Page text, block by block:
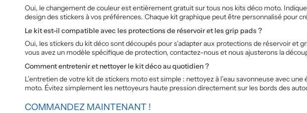
Oui, le changement de couleur est entièrement gratuit sur tous nos kits déco moto.
design des stickers à vos préférences. Chaque kit graphique peut être personnalisé pour
Le kit est-il compatible avec les protections de réservoir et les grip pads ?
Oui, les stickers du kit déco sont découpés pour s’adapter aux protections de réservoir et
vous avez un modèle spécifique de protection, contactez-nous et nous ajusterons la
Comment entretenir et nettoyer le kit déco au quotidien ?
L’entretien de votre kit de stickers moto est simple : nettoyez à l’eau savonneuse avec
moto. Évitez simplement les nettoyeurs haute pression directement sur les bords des
COMMANDEZ MAINTENANT !